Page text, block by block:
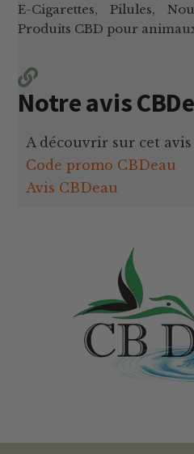
E-Cigarettes, Pilules,
Produits CBD pour
Notre avis
A découvrir sur cet avis
Code promo CBDeau
Avis CBDeau